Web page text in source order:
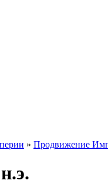
» Продвижение